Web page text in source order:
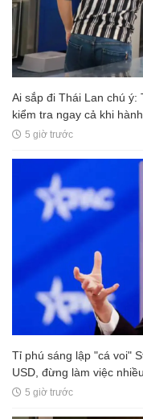
Ai sắp đi Thái Lan chú
kiểm tra ngay cả khi
5 giờ trước
Tỉ phú sáng lập "cá voi"
USD, đừng làm việc
5 giờ trước